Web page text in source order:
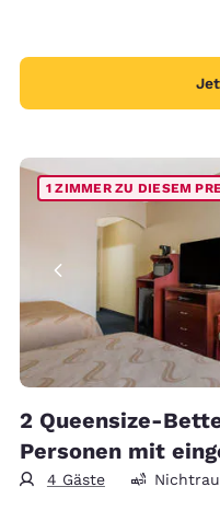
1 ZIMMER ZU DIESEM
2 Queensize-
Personen mit
4 Gäste